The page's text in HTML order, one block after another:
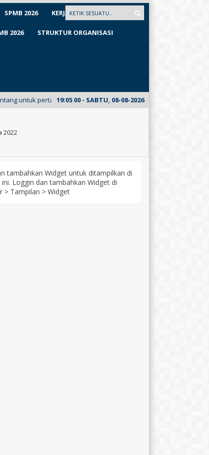
SPMB 2026 KERJASAMA
2026 STRUKTUR ORGANISASI
19:05 00 - SABTU, 08-08-2026
pertama kalinya meluncurkan E-Mading dari kelas XII Busana.
2022
tambahkan Widget untuk ditampilkan di
ini. Loggin dan tambahkan Widget di
> Tampilan > Widget